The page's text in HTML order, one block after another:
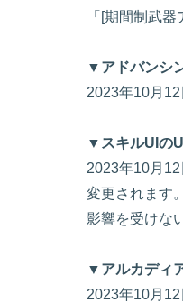
「[期間制武
▼アドバンシ
2023年10月
▼スキルUIの
2023年10月
変更されます
影響を受けな
▼アルカディ
2023年10月